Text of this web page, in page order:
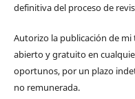
definitiva del proceso de
Autorizo la publicación de mi
abierto y gratuito en
oportunos, por un plazo
no remunerada.